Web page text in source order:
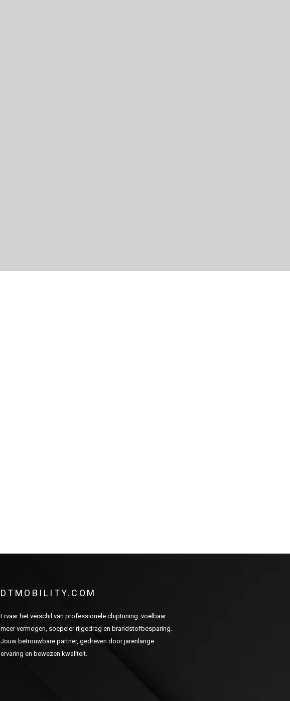
DTMOBILITY.COM
Ervaar het verschil van professionele chiptuning: voelbaar
meer vermogen, soepeler rijgedrag en brandstofbesparing.
Jouw betrouwbare partner, gedreven door jarenlange
ervaring en bewezen kwaliteit.